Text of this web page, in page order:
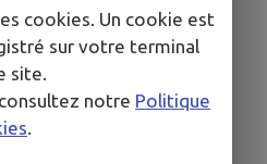
cookies. Un cookie est
sur votre terminal
site.
notre Politique